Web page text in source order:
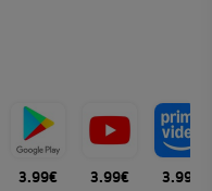
3.99€ 3.99€ 3.99€